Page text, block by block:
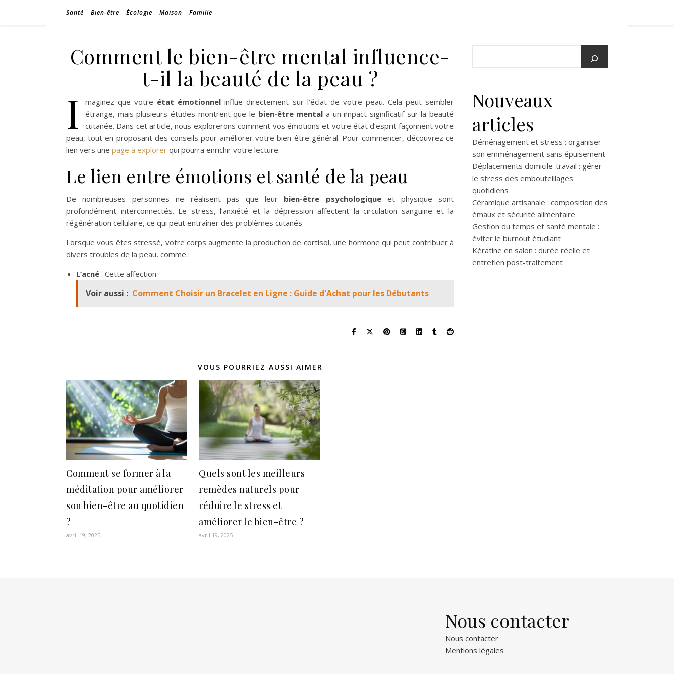
Santé Bien-être Écologie Maison Famille
Comment le bien-être mental influence-
t-il la beauté de la peau ?
I maginez que votre état émotionnel influe directement sur l’éclat de votre peau. Cela peut sembler
étrange, mais plusieurs études montrent que le bien-être mental a un impact significatif sur la beauté
cutanée. Dans cet article, nous explorerons comment vos émotions et votre état d’esprit façonnent votre
peau, tout en proposant des conseils pour améliorer votre bien-être général. Pour commencer, découvrez ce
lien vers une page à explorer qui pourra enrichir votre lecture.
Le lien entre émotions et santé de la peau
De nombreuses personnes ne réalisent pas que leur bien-être psychologiqueet physique sont
profondément interconnectés. Le stress, l’anxiété et la dépression affectent la circulation sanguine et la
régénération cellulaire, ce qui peut entraîner des problèmes cutanés.
Lorsque vous êtes stressé, votre corps augmente la production de cortisol, une hormone qui peut contribuer à
divers troubles de la peau, comme :
L’acné : Cette affection
Voir aussi : Comment Choisir un Bracelet en Ligne : Guide d'Achat pour les Débutants
VOUS POURRIEZ AUSSI AIMER
Comment se former à la
méditation pour améliorer
son bien-être au quotidien
?
avril 19, 2025
Quels sont les meilleurs
remèdes naturels pour
réduire le stress et
améliorer le bien-être ?
avril 19, 2025
Nouveaux
articles
Déménagement et stress : organiser
son emménagement sans épuisement
Déplacements domicile-travail : gérer
le stress des embouteillages
quotidiens
Céramique artisanale : composition des
émaux et sécurité alimentaire
Gestion du temps et santé mentale :
éviter le burnout étudiant
Kératine en salon : durée réelle et
entretien post-traitement
Nous contacter
Nous contacter
Mentions légales